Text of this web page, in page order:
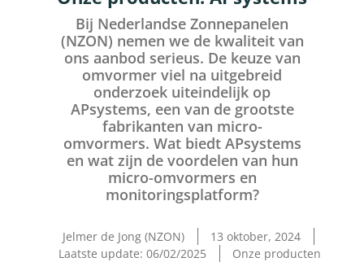
Bij Nederlandse Zonnepanelen
(NZON) nemen we de kwaliteit van
ons aanbod serieus. De keuze van
omvormer viel na uitgebreid
onderzoek uiteindelijk op
APsystems, een van de grootste
fabrikanten van micro-
omvormers. Wat biedt APsystems
en wat zijn de voordelen van hun
micro-omvormers en
monitoringsplatform?
Jelmer de Jong (NZON)
13 oktober, 2024
Laatste update: 06/02/2025
Onze producten